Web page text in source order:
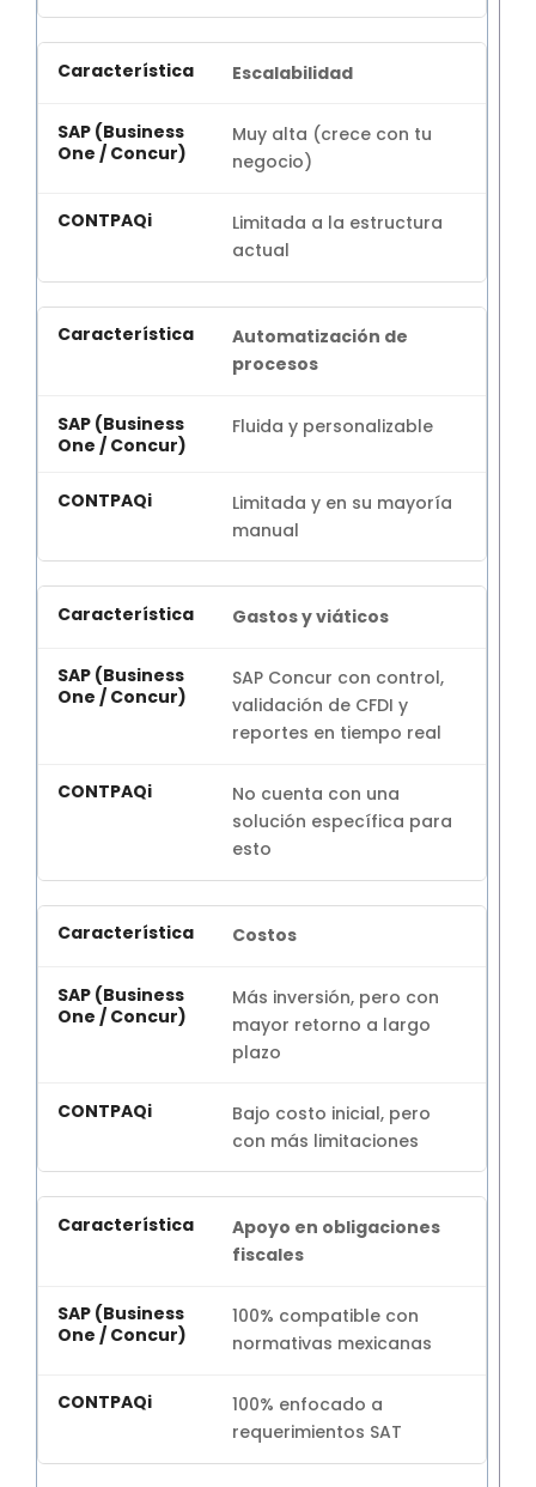
Escalabilidad
Muy alta (crece con tu
negocio)
Limitada a la estructura
actual
Automatización de
procesos
Fluida y personalizable
Limitada y en su mayoría
manual
Gastos y viáticos
SAP Concur con control,
validación de CFDI y
reportes en tiempo real
No cuenta con una
solución específica para
esto
Costos
Más inversión, pero con
mayor retorno a largo
plazo
Bajo costo inicial, pero
con más limitaciones
Apoyo en obligaciones
fiscales
100% compatible con
normativas mexicanas
100% enfocado a
requerimientos SAT